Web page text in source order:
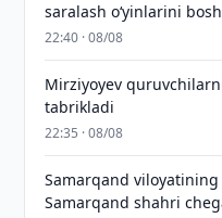
saralash o‘yinlarini
22:40 · 08/08
Mirziyoyev
tabrikladi
22:35 · 08/08
Samarqand
Samarqand shahri